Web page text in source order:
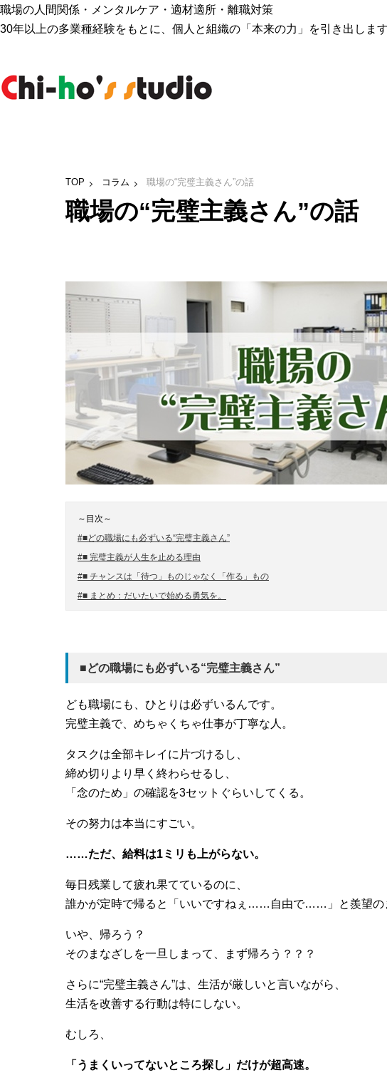
職場の人間関係・メンタルケア・適材適所・離職対策
30年以上の多業種経験をもとに、個人と組織の「本来の力」を引き出します
TOP コラム 職場の“完璧主義さん”の話
職場の“完璧主義さん”の話
～目次～
#■どの職場にも必ずいる“完璧主義さん”
#■ 完璧主義が人生を止める理由
#■ チャンスは「待つ」ものじゃなく「作る」もの
#■ まとめ：だいたいで始める勇気を。
■どの職場にも必ずいる“完璧主義さん”
ども職場にも、ひとりは必ずいるんです。
完璧主義で、めちゃくちゃ仕事が丁寧な人。
タスクは全部キレイに片づけるし、
締め切りより早く終わらせるし、
「念のため」の確認を3セットぐらいしてくる。
その努力は本当にすごい。
……ただ、給料は1ミリも上がらない。
毎日残業して疲れ果てているのに、
誰かが定時で帰ると「いいですねぇ……自由で……」と羨望の
いや、帰ろう？
そのまなざしを一旦しまって、まず帰ろう？？？
さらに“完璧主義さん”は、生活が厳しいと言いながら、
生活を改善する行動は特にしない。
むしろ、
「うまくいってないところ探し」だけが超高速。